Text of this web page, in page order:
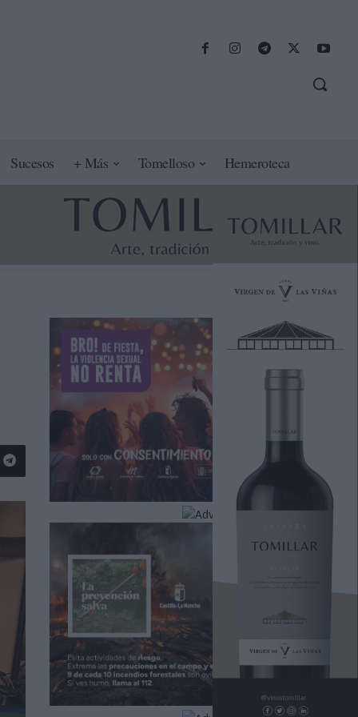
Sucesos + Más Tomelloso Hemeroteca